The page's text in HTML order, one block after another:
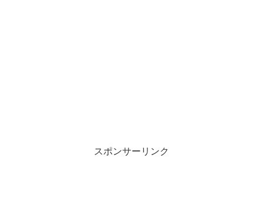
スポンサーリンク